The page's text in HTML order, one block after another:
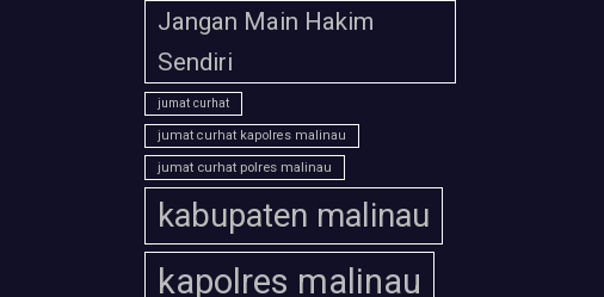
Jangan Main Hakim
Sendiri
jumat curhat
jumat curhat kapolres malinau
jumat curhat polres malinau
kabupaten malinau
kapolres malinau